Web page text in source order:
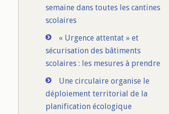
semaine dans toutes les cantines
scolaires
« Urgence attentat » et
sécurisation des bâtiments
scolaires : les mesures à prendre
Une circulaire organise le
déploiement territorial de la
planification écologique